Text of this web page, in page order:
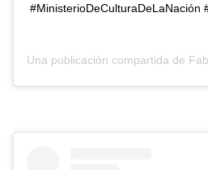
#MinisterioDeCulturaDeLaNación
Una publicación compartida de